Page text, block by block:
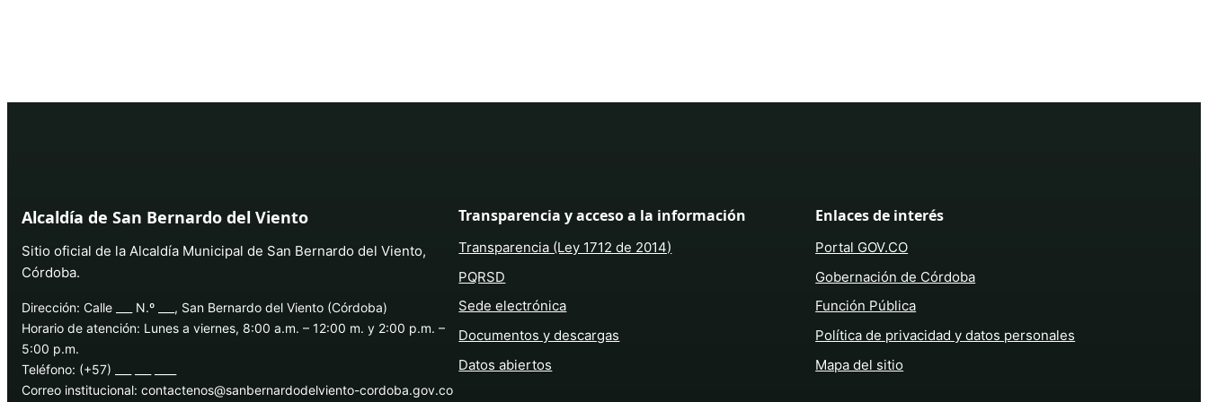
Alcaldía de San Bernardo del Viento
Sitio oficial de la Alcaldía Municipal de San Bernardo del Viento,
Córdoba.
Dirección: Calle ___ N.º ___, San Bernardo del Viento (Córdoba)
Horario de atención: Lunes a viernes, 8:00 a.m. – 12:00 m. y 2:00 p.m. –
5:00 p.m.
Teléfono: (+57) ___ ___ ____
Correo institucional: contactenos@sanbernardodelviento-cordoba.gov.co
Transparencia y acceso a la información
Transparencia (Ley 1712 de 2014)
PQRSD
Sede electrónica
Documentos y descargas
Datos abiertos
Enlaces de interés
Portal GOV.CO
Gobernación de Córdoba
Función Pública
Política de privacidad y datos personales
Mapa del sitio